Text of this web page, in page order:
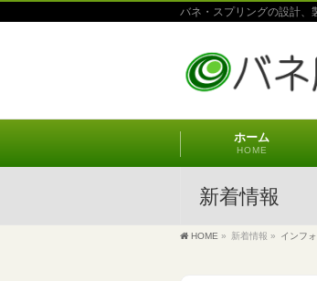
バネ・スプリングの設計、
ホーム
HOME
新着情報
HOME » 新着情報 » インフ